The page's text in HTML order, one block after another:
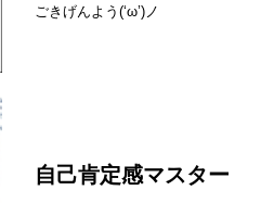
ごきげんよう(‘ω’)ノ
自己肯定感マスター